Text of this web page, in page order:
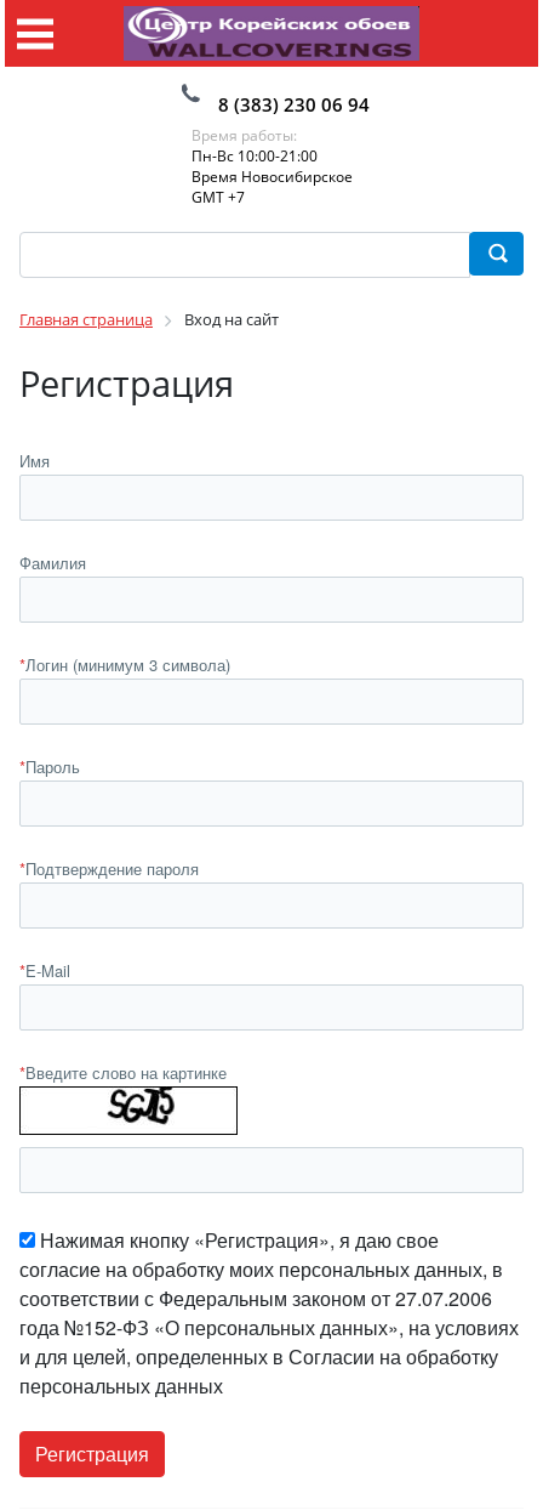
8 (383) 230 06 94
Время работы:
Пн-Вс 10:00-21:00
Время Новосибирское
GMT +7
Главная страница Вход на сайт
Регистрация
Имя
Фамилия
*Логин (минимум 3 символа)
*Пароль
*Подтверждение пароля
*E-Mail
*Введите слово на картинке
Нажимая кнопку «Регистрация», я даю свое
согласие на обработку моих персональных данных, в
соответствии с Федеральным законом от 27.07.2006
года №152-ФЗ «О персональных данных», на условиях
и для целей, определенных в Согласии на обработку
персональных данных